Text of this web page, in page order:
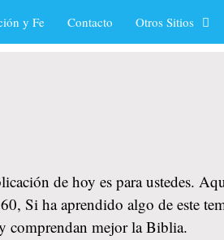
y Fe Contacto Otros Sitios
de hoy es para ustedes.
Si ha aprendido algo de este
comprendan mejor la Biblia.